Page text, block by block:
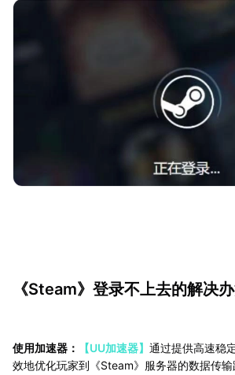
《Steam》登录不上去的解决
使用加速器： 【UU加速器】 通过提供高速稳
效地优化玩家到《Steam》服务器的数据传